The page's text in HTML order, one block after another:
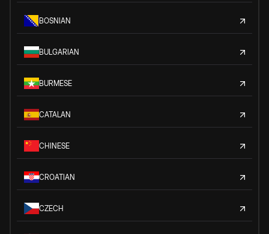
BOSNIAN
BULGARIAN
BURMESE
CATALAN
CHINESE
CROATIAN
CZECH